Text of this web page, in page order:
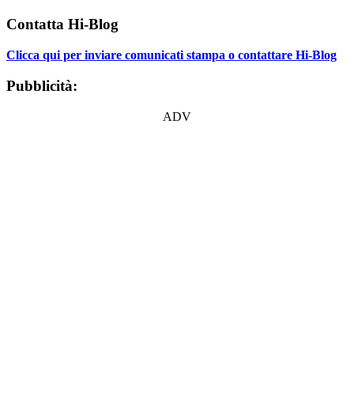
Contatta Hi-Blog
Clicca qui per inviare comunicati stampa o contattare Hi-Blog
Pubblicità:
ADV